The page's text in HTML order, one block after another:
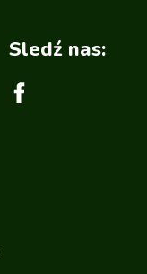
Sledź nas: